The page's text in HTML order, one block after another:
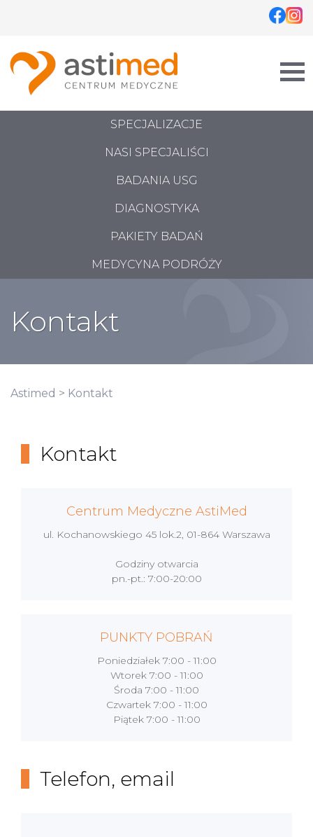
SPECJALIZACJE
NASI SPECJALIŚCI
BADANIA USG
DIAGNOSTYKA
PAKIETY BADAŃ
MEDYCYNA PODRÓŻY
Kontakt
Astimed > Kontakt
Kontakt
Centrum Medyczne AstiMed
ul. Kochanowskiego 45 lok.2, 01-864 Warszawa
Godziny otwarcia
pn.-pt.: 7:00-20:00
PUNKTY POBRAŃ
Poniedziałek7:00 - 11:00
Wtorek7:00 - 11:00
Środa 7:00 - 11:00
Czwartek7:00 - 11:00
Piątek7:00 - 11:00
Telefon, email